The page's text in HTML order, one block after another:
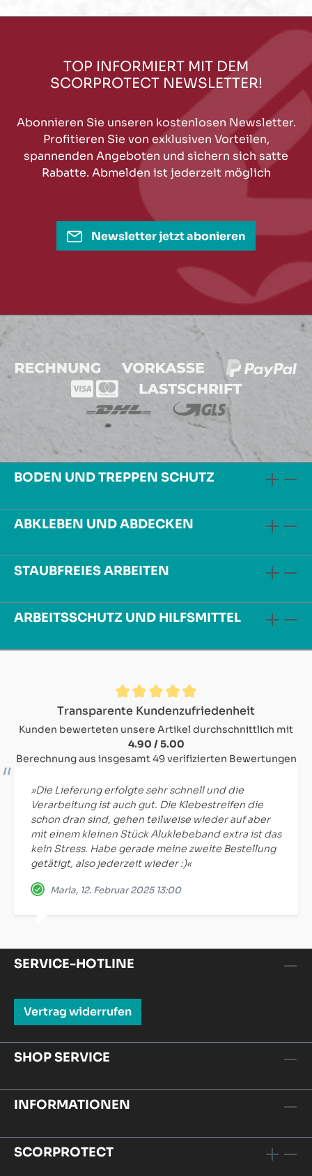
TOP INFORMIERT MIT DEM
SCORPROTECT NEWSLETTER!
Abonnieren Sie unseren kostenlosen Newsletter.
Profitieren Sie von exklusiven Vorteilen,
spannenden Angeboten und sichern sich satte
Rabatte. Abmelden ist jederzeit möglich
Newsletter jetzt abonieren
BODEN UND TREPPEN SCHUTZ
ABKLEBEN UND ABDECKEN
STAUBFREIES ARBEITEN
ARBEITSSCHUTZ UND HILFSMITTEL
Durchschnittliche Bewertung von 4.9 von 5 Sternen
Transparente Kundenzufriedenheit
Kunden bewerteten unsere Artikel durchschnittlich mit
4.90 / 5.00
Berechnung aus insgesamt 49 verifizierten Bewertungen
»Die Lieferung erfolgte sehr schnell und die
Verarbeitung ist auch gut. Die Klebestreifen die
schon dran sind, gehen teilweise wieder auf aber
mit einem kleinen Stück Aluklebeband extra ist das
kein Stress. Habe gerade meine zweite Bestellung
getätigt, also jederzeit wieder :)«
Maria, 12. Februar 2025 13:00
SERVICE-HOTLINE
Vertrag widerrufen
SHOP SERVICE
INFORMATIONEN
SCORPROTECT